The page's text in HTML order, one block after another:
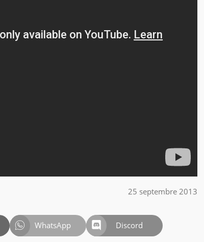
25 septembre 2013
WhatsApp Discord